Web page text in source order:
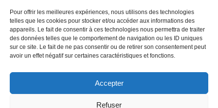
Pour offrir les meilleures expériences, nous utilisons des technologies
telles que les cookies pour stocker et/ou accéder aux informations des
appareils. Le fait de consentir à ces technologies nous permettra de traiter
des données telles que le comportement de navigation ou les ID uniques
sur ce site. Le fait de ne pas consentir ou de retirer son consentement peut
avoir un effet négatif sur certaines caractéristiques et fonctions.
Accepter
Refuser
Le regard et la voix Pièce pour enfant Sans paroles
Secondaire séances tous les exercices
Tous les exercices de théâtre